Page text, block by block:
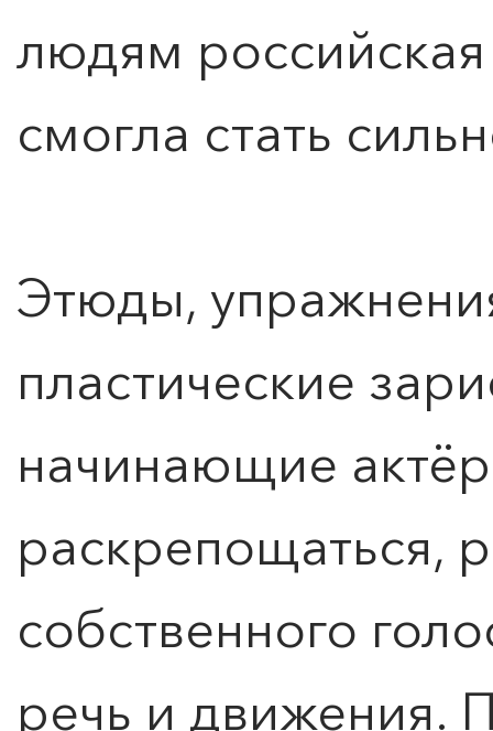
людям
смогла стать
Этюды,
пластические
начинающие
раскрепощаться,
собственного
речь и движения.